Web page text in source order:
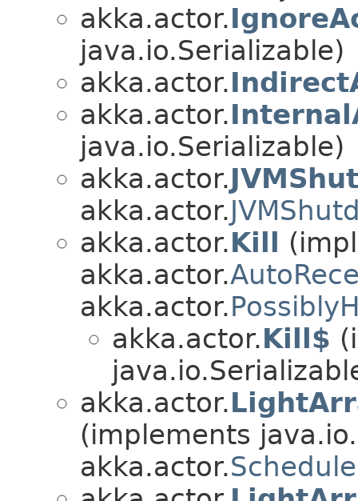
akka.actor.
java.io.Serializable)
akka.actor.
akka.actor.
java.io.Serializable)
akka.actor.
akka.actor.
akka.actor.Kill
akka.actor.
akka.actor.
akka.actor.Kill$
akka.actor.
(implements
akka.actor.